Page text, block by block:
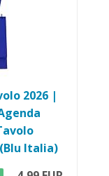
2026 |
Italia)